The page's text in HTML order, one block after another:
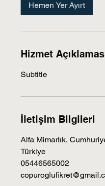
Hemen Yer Ayırt
Hizmet
Subtitle
İletişim Bilgileri
Alfa Mimarlık,
Türkiye
05446565002